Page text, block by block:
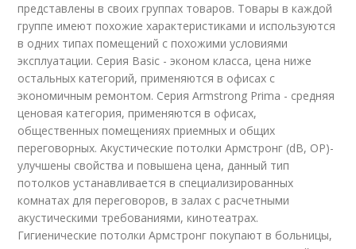
представлены в своих группах товаров. Товары в каждой
группе имеют похожие характеристиками и используются
в одних типах помещений с похожими условиями
эксплуатации. Серия Basic - эконом класса, цена ниже
остальных категорий, применяются в офисах с
экономичным ремонтом. Серия Armstrong Prima - средняя
ценовая категория, применяются в офисах,
общественных помещениях приемных и общих
переговорных. Акустические потолки Армстронг (dB, OP)-
улучшены свойства и повышена цена, данный тип
потолков устанавливается в специализированных
комнатах для переговоров, в залах с расчетными
акустическими требованиями, кинотеатрах.
Гигиенические потолки Армстронг покупают в больницы,